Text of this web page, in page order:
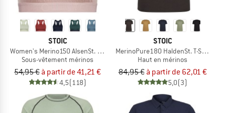
STOIC
Women's Merino150 AlsenSt. Bra
Sous-vêtement mérinos
54,95 € à partir de 41,21 €
4,5(118)
STOIC
MerinoPure180 HaldenSt. T-Shirt
Haut en mérinos
84,95 € à partir de 62,01 €
5,0(3)